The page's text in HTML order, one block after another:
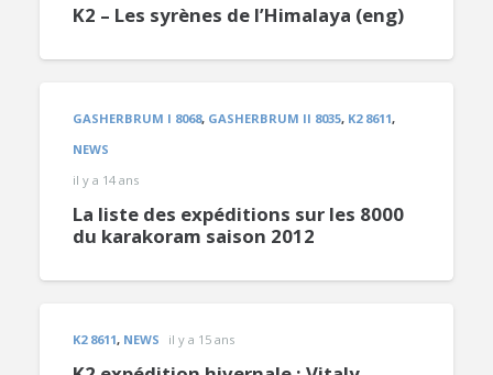
K2 – Les syrènes de l’Himalaya (eng)
GASHERBRUM I 8068, GASHERBRUM II 8035, K2 8611,
NEWS
il y a 14 ans
La liste des expéditions sur les 8000
du karakoram saison 2012
K2 8611, NEWS il y a 15 ans